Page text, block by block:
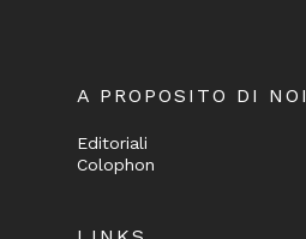
A PROPOSITO DI NOI
Editoriali
Colophon